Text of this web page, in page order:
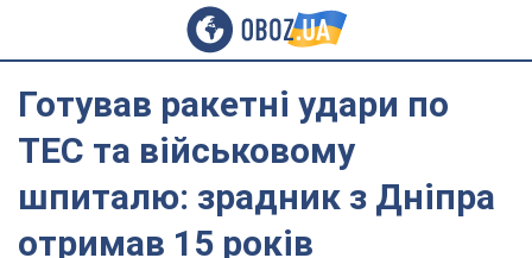
Готував ракетні удари по
ТЕС та військовому
шпиталю: зрадник з Дніпра
отримав 15 років